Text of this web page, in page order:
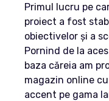
Primul lucru pe
proiect a fost
obiectivelor și a
Pornind de la
baza căreia am
magazin online
accent pe gama